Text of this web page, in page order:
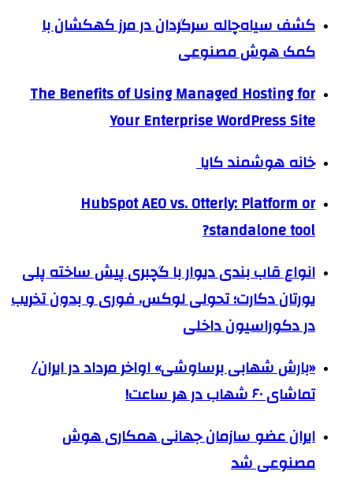
کشف سیاه‌چاله سرگردان در مرز کهکشان با
کمک هوش مصنوعی
The Benefits of Using Managed Hosting for
Your Enterprise WordPress Site
خانه هوشمند کایا
HubSpot AEO vs. Otterly: Platform or
standalone tool?
انواع قاب بندی دیوار با گچبری پیش ساخته پلی
یورتان دکارت؛ تحولی لوکس، فوری و بدون تخریب
در دکوراسیون داخلی
«بارش شهابی برساوشی» اواخر مرداد در ایران/
تماشای ۶۰ شهاب در هر ساعت!
ایران عضو سازمان جهانی همکاری هوش
مصنوعی شد